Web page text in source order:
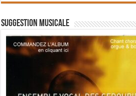
Suggestion musicale